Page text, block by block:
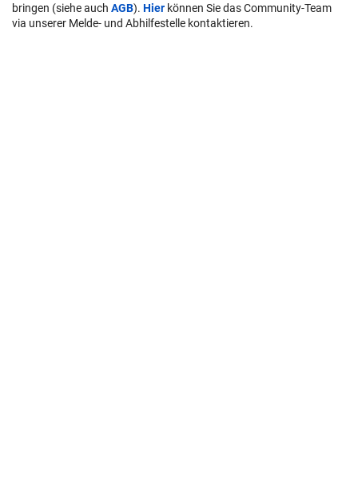
bringen (siehe auch AGB). Hier können Sie das Community-Team
via unserer Melde- und Abhilfestelle kontaktieren.